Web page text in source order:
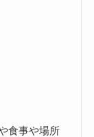
食事や場所